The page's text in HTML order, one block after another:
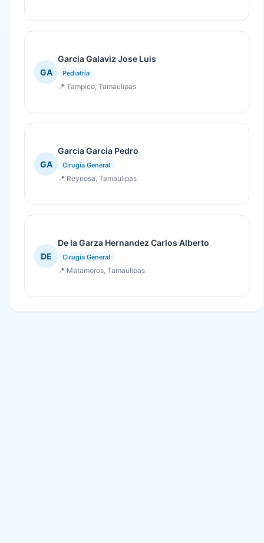
GA
Garcia Galaviz Jose Luis
Pediatría
📍 Tampico, Tamaulipas
GA
Garcia Garcia Pedro
Cirugía General
📍 Reynosa, Tamaulipas
DE
De la Garza Hernandez Carlos Alberto
Cirugía General
📍 Matamoros, Tamaulipas